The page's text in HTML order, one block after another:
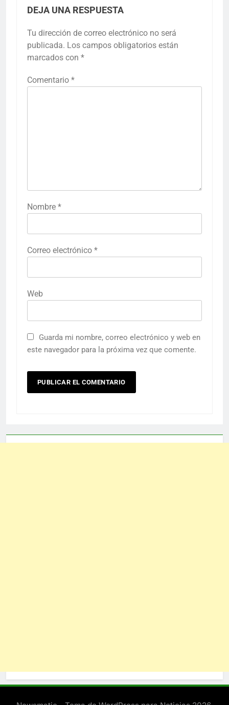
DEJA UNA RESPUESTA
Tu dirección de correo electrónico no será
publicada. Los campos obligatorios están
marcados con *
Comentario *
Nombre *
Correo electrónico *
Web
Guarda mi nombre, correo electrónico y web en
este navegador para la próxima vez que comente.